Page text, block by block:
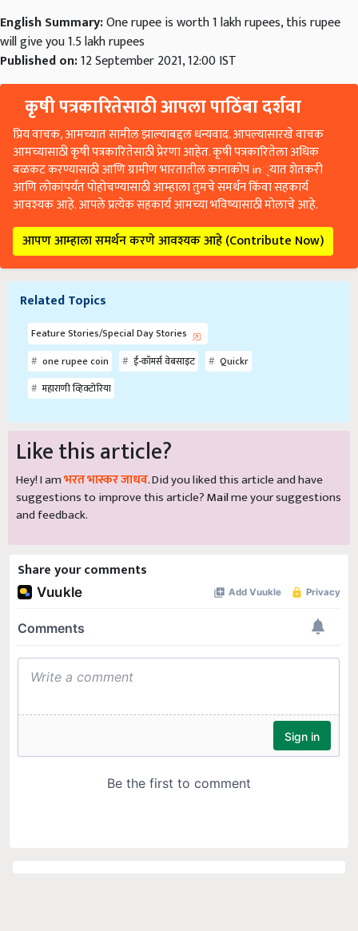
English Summary:One rupee is worth 1 lakh rupees, this rupee
will give you 1.5 lakh rupees
Published on:12 September 2021, 12:00 IST
कृषी पत्रकारितेसाठी आपला पाठिंबा दर्शवा
प्रिय वाचक, आमच्यात सामील झाल्याबद्दल धन्यवाद. आपल्यासारखे वाचक
आमच्यासाठी कृषी पत्रकारितेसाठी प्रेरणा आहेत. कृषी पत्रकारितेला अधिक
बळकट करण्यासाठी आणि ग्रामीण भारतातील कानाकोप in्यात शेतकरी
आणि लोकांपर्यंत पोहोचण्यासाठी आम्हाला तुमचे समर्थन किंवा सहकार्य
आवश्यक आहे. आपले प्रत्येक सहकार्य आमच्या भविष्यासाठी मोलाचे आहे.
आपण आम्हाला समर्थन करणे आवश्यक आहे (Contribute Now)
Related Topics
Feature Stories/Special Day Stories
one rupee coin
ई-कॉमर्स वेबसाइट
Quickr
महाराणी व्हिक्टोरिया
Like this article?
Hey! I amभरत भास्कर जाधव. Did you liked this article and have
suggestions to improve this article?Mailme your suggestions
and feedback.
Share your comments